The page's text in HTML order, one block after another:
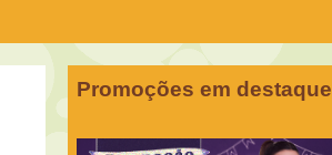
Promoções em destaque